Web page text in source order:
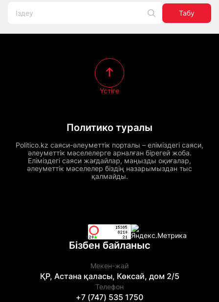
Табу
Политико туралы
Politico.kz саяси-әлеуметтік порталы – еліміздегі саяси,
әлеуметтік мәселелерге арналған бірегей жоба.
Еліміздегі саяси жағдайлар, маңызды оқиғалар,
әлеуметтік мәселелер біздің назарымыздан тыс
қалмайды.
Үстіге
Бізбен байланыс
Мекен-жай
ҚР, Астана қаласы, Көксай, дом 2/5
Телефон
+7 (747) 535 1750